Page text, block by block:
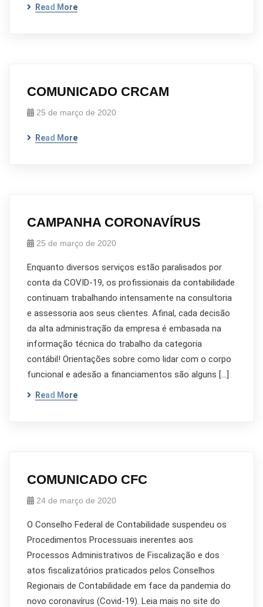
Read More
COMUNICADO CRCAM
25 de março de 2020
Read More
CAMPANHA CORONAVÍRUS
25 de março de 2020
Enquanto diversos serviços estão paralisados por
conta da COVID-19, os profissionais da contabilidade
continuam trabalhando intensamente na consultoria
e assessoria aos seus clientes. Afinal, cada decisão
da alta administração da empresa é embasada na
informação técnica do trabalho da categoria
contábil! Orientações sobre como lidar com o corpo
funcional e adesão a financiamentos são alguns […]
Read More
COMUNICADO CFC
24 de março de 2020
O Conselho Federal de Contabilidade suspendeu os
Procedimentos Processuais inerentes aos
Processos Administrativos de Fiscalização e dos
atos fiscalizatórios praticados pelos Conselhos
Regionais de Contabilidade em face da pandemia do
novo coronavírus (Covid-19). Leia mais no site do